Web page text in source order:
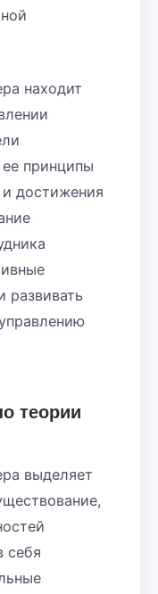
находит
принципы
достижения
развивать
теории
выделяет
себя